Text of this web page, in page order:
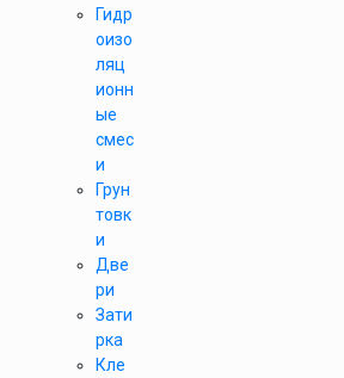
Гидр
оизо
ляц
ионн
ые
смес
и
Грун
товк
и
Две
ри
Зати
рка
Кле